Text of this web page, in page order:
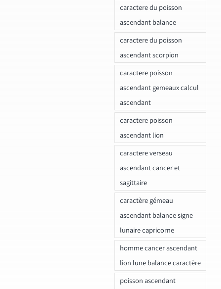
caractere du poisson
ascendant balance
caractere du poisson
ascendant scorpion
caractere poisson
ascendant gemeaux calcul
ascendant
caractere poisson
ascendant lion
caractere verseau
ascendant cancer et
sagittaire
caractère gémeau
ascendant balance signe
lunaire capricorne
homme cancer ascendant
lion lune balance caractère
poisson ascendant